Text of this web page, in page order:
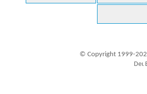
© Copyright 1999-